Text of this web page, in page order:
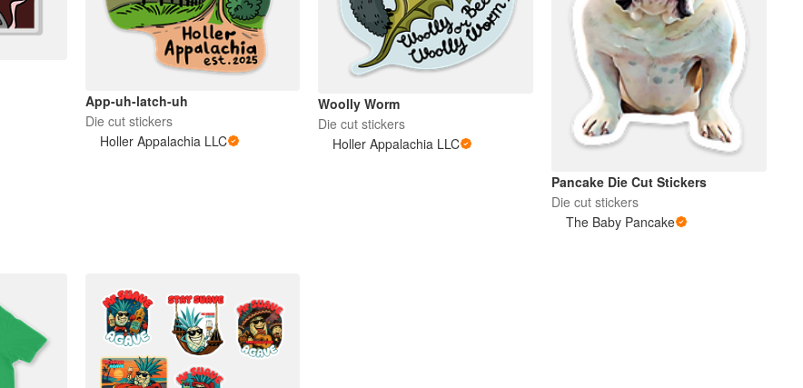
App-uh-latch-uh
Die cut stickers
Holler Appalachia LLC
Woolly Worm
Die cut stickers
Holler Appalachia LLC
Pancake Die Cut Stickers
Die cut stickers
The Baby Pancake